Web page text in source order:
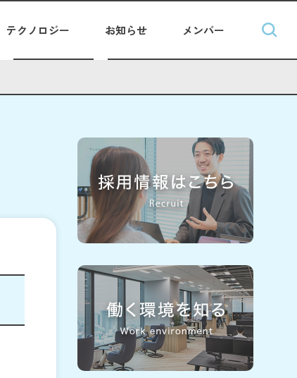
テクノロジー お知らせ メンバー